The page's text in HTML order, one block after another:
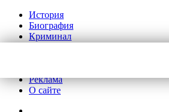
История
Биография
Криминал
Реклама
О сайте